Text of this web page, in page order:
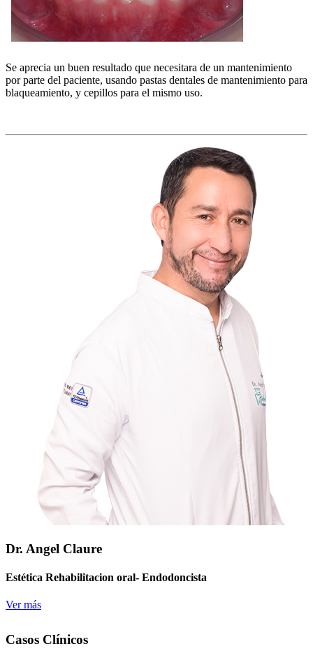
Se aprecia un buen resultado que necesitara de un mantenimiento
por parte del paciente, usando pastas dentales de mantenimiento para
blaqueamiento, y cepillos para el mismo uso.
Dr. Angel Claure
Estética Rehabilitacion oral- Endodoncista
Ver más
Casos Clínicos